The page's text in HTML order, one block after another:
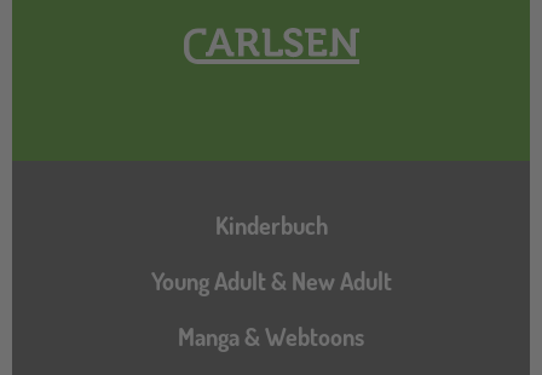
Hauptnavigation
Kinderbuch
Young Adult & New Adult
Manga & Webtoons